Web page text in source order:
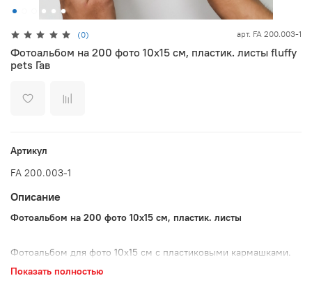
(0) арт. FA 200.003-1
Фотоальбом на 200 фото 10х15 см, пластик. листы fluffy
pets Гав
Артикул
FA 200.003-1
Описание
Фотоальбом на 200 фото 10х15 см, пластик. листы
Фотоальбом для фото 10х15 см с пластиковыми кармашками.
Пластиковые кармашки – это не только защита фотографий от
пыли, влаги и отпечатков пальцев. А также удобный способ
Показать полностью